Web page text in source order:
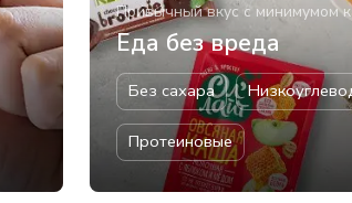
Привычный вкус с минимумом
Еда без вреда
Без сахара
Протеиновые